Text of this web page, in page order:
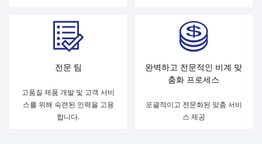
전문 팀
고품질 제품 개발 및 고객 서비
스를 위해 숙련된 인력을 고용
합니다.
완벽하고 전문적인 비계 맞
춤화 프로세스
포괄적이고 전문화된 맞춤 서비
스 제공